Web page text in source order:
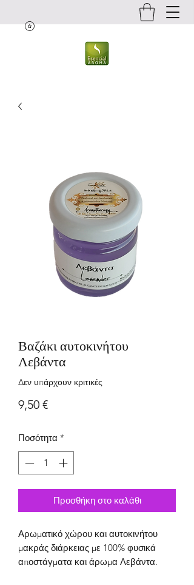
Βαζάκι αυτοκινήτου
Λεβάντα
Δεν υπάρχουν κριτικές
9,50 €Τιμή
Ποσότητα *
Προσθήκη στο καλάθι
Αρωματικό χώρου και αυτοκινήτου
μακράς διάρκειας με 100% φυσικά
αποστάγματα και άρωμα Λεβάντα.